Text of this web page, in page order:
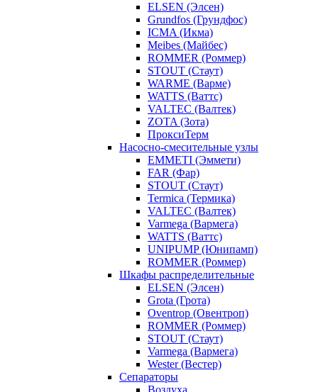
ELSEN (Элсен)
Grundfos (Грундфос)
ICMA (Икма)
Meibes (Майбес)
ROMMER (Роммер)
STOUT (Стаут)
WARME (Варме)
WATTS (Ваттс)
VALTEC (Валтек)
ZOTA (Зота)
ПроксиТерм
Насосно-смесительные узлы
EMMETI (Эммети)
FAR (Фар)
STOUT (Стаут)
Termica (Термика)
VALTEC (Валтек)
Varmega (Вармега)
WATTS (Ваттс)
UNIPUMP (Юнипамп)
ROMMER (Роммер)
Шкафы распределительные
ELSEN (Элсен)
Grota (Грота)
Oventrop (Овентроп)
ROMMER (Роммер)
STOUT (Стаут)
Varmega (Вармега)
Wester (Вестер)
Сепараторы
Воздуха